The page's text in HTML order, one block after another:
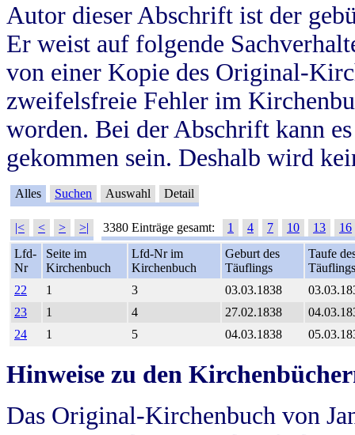
Autor dieser Abschrift ist der
Er weist auf folgende
von einer Kopie des Original-
zweifelsfreie Fehler im
worden. Bei der Abschrift kann
gekommen sein. Deshalb wird
Alles Suchen Auswahl Detail
|< < > >| 3380 Einträge gesamt: 1 4 7 10 13
16
Lfd-
Nr
Seite im
Kirchenbuch
Lfd-Nr im
Kirchenbuch
Geburt des
Täuflings
Taufe
Täuflings
22
1 3 03.03.1838
23
1 4 27.02.1838
24
1 5 04.03.1838
Hinweise zu den
Das Original-Kirchenbuch von